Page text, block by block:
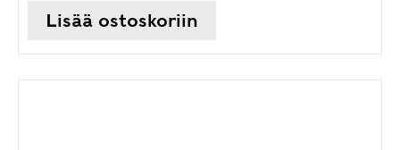
Lisää ostoskoriin